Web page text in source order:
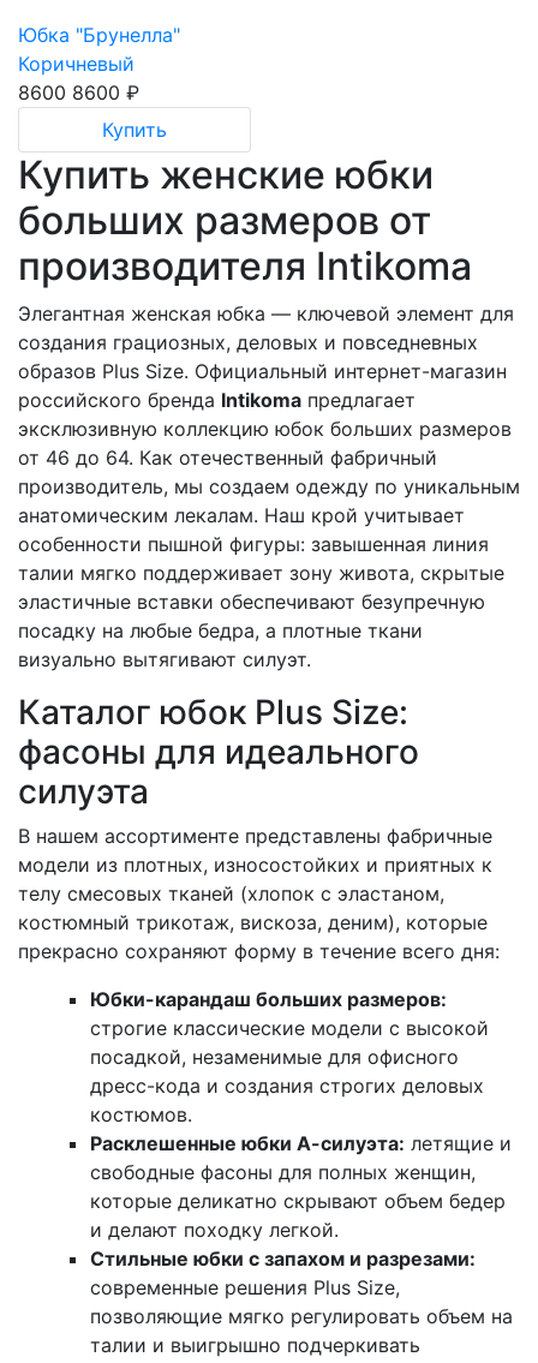
Юбка "Брунелла"
Коричневый
8600 8600 ₽
Купить
Купить женские юбки
больших размеров от
производителя Intikoma
Элегантная женская юбка — ключевой элемент для
создания грациозных, деловых и повседневных
образов Plus Size. Официальный интернет-магазин
российского бренда Intikoma предлагает
эксклюзивную коллекцию юбок больших размеров
от 46 до 64. Как отечественный фабричный
производитель, мы создаем одежду по уникальным
анатомическим лекалам. Наш крой учитывает
особенности пышной фигуры: завышенная линия
талии мягко поддерживает зону живота, скрытые
эластичные вставки обеспечивают безупречную
посадку на любые бедра, а плотные ткани
визуально вытягивают силуэт.
Каталог юбок Plus Size:
фасоны для идеального
силуэта
В нашем ассортименте представлены фабричные
модели из плотных, износостойких и приятных к
телу смесовых тканей (хлопок с эластаном,
костюмный трикотаж, вискоза, деним), которые
прекрасно сохраняют форму в течение всего дня:
Юбки-карандаш больших размеров:
строгие классические модели с высокой
посадкой, незаменимые для офисного
дресс-кода и создания строгих деловых
костюмов.
Расклешенные юбки А-силуэта: летящие и
свободные фасоны для полных женщин,
которые деликатно скрывают объем бедер
и делают походку легкой.
Стильные юбки с запахом и разрезами:
современные решения Plus Size,
позволяющие мягко регулировать объем на
талии и выигрышно подчеркивать